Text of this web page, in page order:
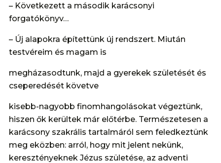
– Következett a második karácsonyi
forgatókönyv…
– Új alapokra építettünk új rendszert. Miután
testvéreim és magam is
megházasodtunk, majd a gyerekek születését és
cseperedését követve
kisebb-nagyobb finomhangolásokat végeztünk,
hiszen ők kerültek már előtérbe. Természetesen a
karácsony szakrális tartalmáról sem feledkeztünk
meg eközben: arról, hogy mit jelent nekünk,
keresztényeknek Jézus születése, az adventi